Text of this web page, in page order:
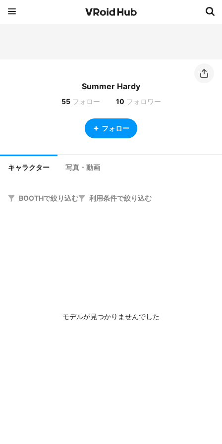
Summer Hardy
55 フォロー 10 フォロワー
フォロー
キャラクター 写真・動画
BOOTHで絞り込む 利用条件で絞り込む
モデルが見つかりませんでした